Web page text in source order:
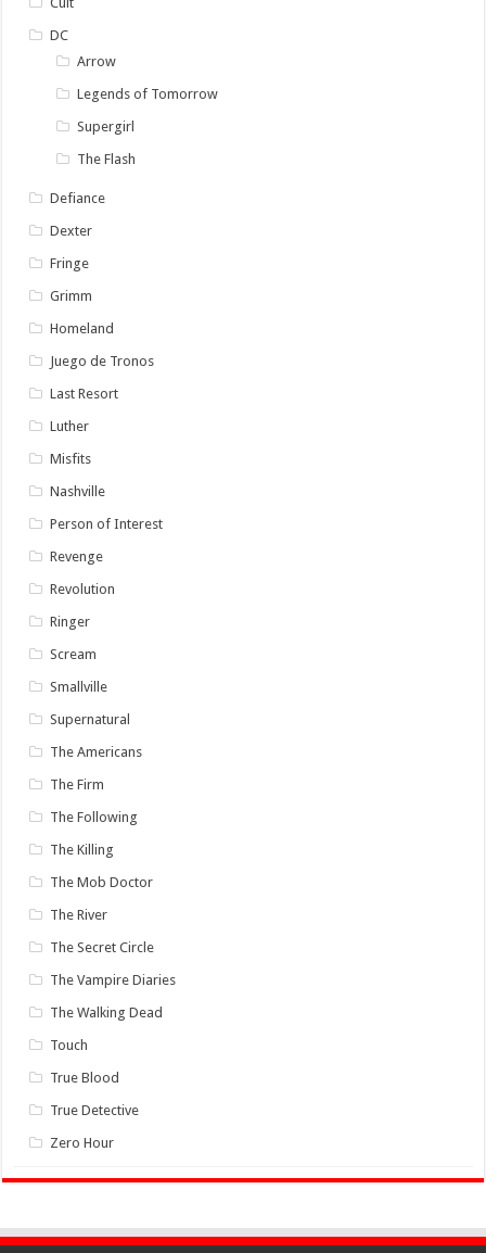
DC
Arrow
Legends of Tomorrow
Supergirl
The Flash
Defiance
Dexter
Fringe
Grimm
Homeland
Juego de Tronos
Last Resort
Luther
Misfits
Nashville
Person of Interest
Revenge
Revolution
Ringer
Scream
Smallville
Supernatural
The Americans
The Firm
The Following
The Killing
The Mob Doctor
The River
The Secret Circle
The Vampire Diaries
The Walking Dead
Touch
True Blood
True Detective
Zero Hour